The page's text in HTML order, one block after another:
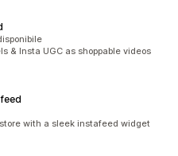
& Insta UGC as shoppable videos
with a sleek instafeed widget